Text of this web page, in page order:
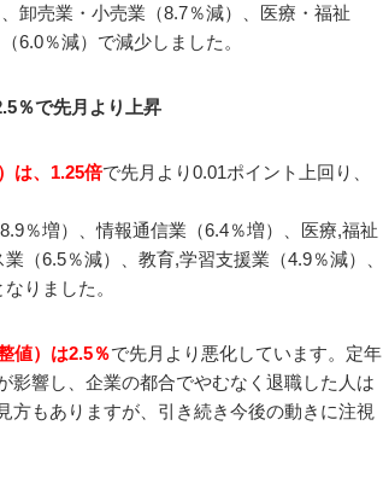
卸売業・小売業（8.7％減）、医療・福祉
6.0％減）で減少しました。
％で先月より上昇
は、1.25倍で先月より0.01ポイント上回り、
％増）、情報通信業（6.4％増）、医療,福祉
（6.5％減）、教育,学習支援業（4.9％減）、
りました。
値）は2.5％で先月より悪化しています。定年
影響し、企業の都合でやむなく退職した人は
方もありますが、引き続き今後の動きに注視